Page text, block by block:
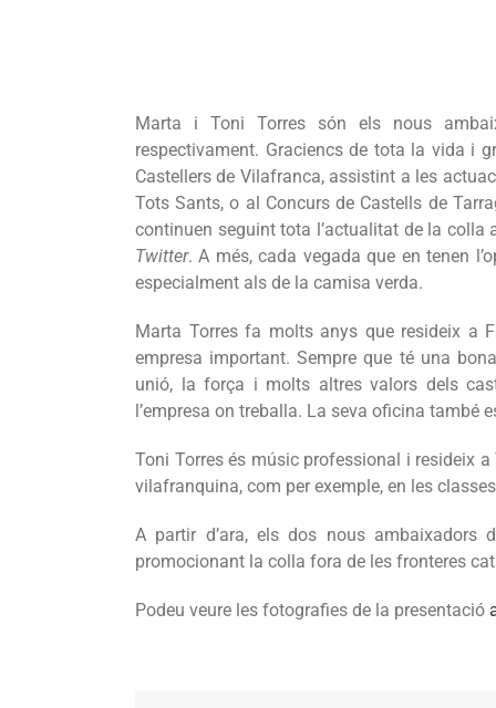
Marta i Toni Torres són els nous
respectivament. Graciencs de tota la vida i
Castellers de Vilafranca, assistint a les
Tots Sants, o al Concurs de Castells de
continuen seguint tota l’actualitat de la
Twitter. A més, cada vegada que en tenen
especialment als de la camisa verda.
Marta Torres fa molts anys que resideix a
empresa important. Sempre que té una
unió, la força i molts altres valors dels
l’empresa on treballa. La seva oficina també
Toni Torres és músic professional i resideix
vilafranquina, com per exemple, en les
A partir d’ara, els dos nous ambaixadors
promocionant la colla fora de les fronteres
Podeu veure les fotografies de la presentació